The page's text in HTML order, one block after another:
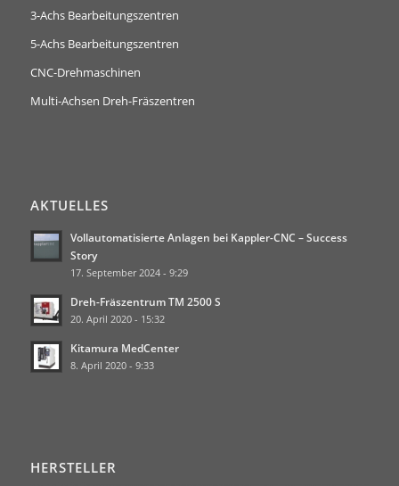
3-Achs Bearbeitungszentren
5-Achs Bearbeitungszentren
CNC-Drehmaschinen
Multi-Achsen Dreh-Fräszentren
AKTUELLES
Vollautomatisierte Anlagen bei Kappler-CNC – Success
Story
17. September 2024 - 9:29
Dreh-Fräszentrum TM 2500 S
20. April 2020 - 15:32
Kitamura MedCenter
8. April 2020 - 9:33
HERSTELLER